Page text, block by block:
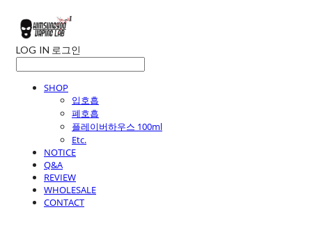
LOG IN 로그인
SHOP
입호흡
폐호흡
플레이버하우스 100ml
Etc.
NOTICE
Q&A
REVIEW
WHOLESALE
CONTACT